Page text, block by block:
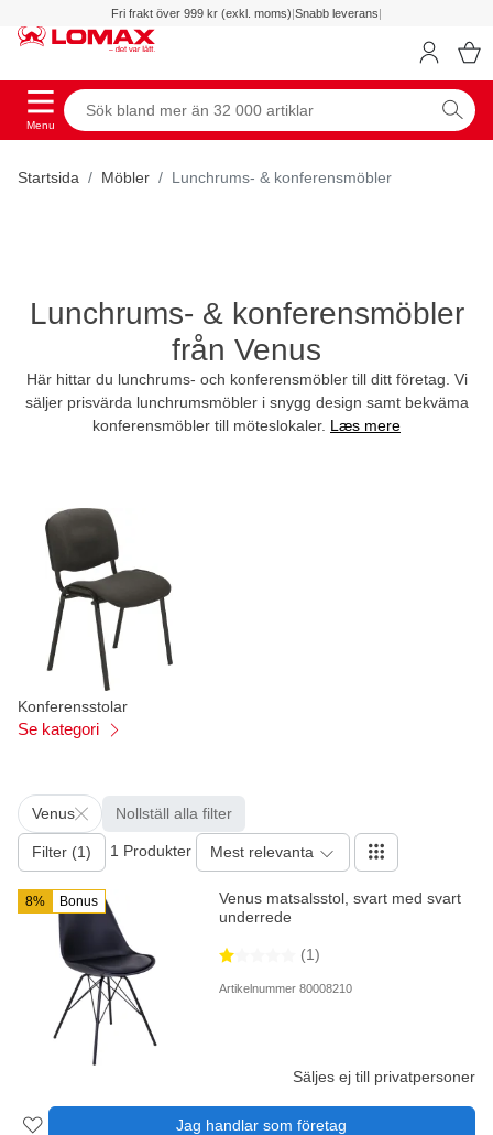
Fri frakt över 999 kr (exkl. moms)|Snabb leverans|
Menu
Startsida Möbler Lunchrums- & konferensmöbler
Lunchrums- & konferensmöbler
från Venus
Här hittar du lunchrums- och konferensmöbler till ditt företag. Vi
säljer prisvärda lunchrumsmöbler i snygg design samt bekväma
konferensmöbler till möteslokaler. Læs mere
Konferensstolar
Se kategori
Venus Nollställ alla filter
Filter (1) 1 Produkter Mest relevanta
8% Bonus
Venus matsalsstol, svart med svart
underrede
(1)
Artikelnummer 80008210
Säljes ej till privatpersoner
Jag handlar som företag